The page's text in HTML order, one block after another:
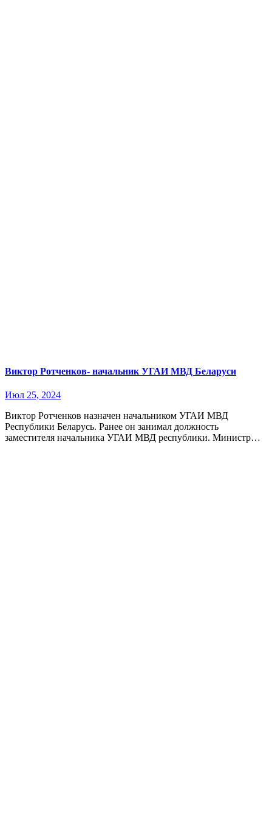
Виктор Ротченков- начальник УГАИ МВД Беларуси
Июл 25, 2024
Виктор Ротченков назначен начальником УГАИ МВД
Республики Беларусь. Ранее он занимал должность
заместителя начальника УГАИ МВД республики. Министр…